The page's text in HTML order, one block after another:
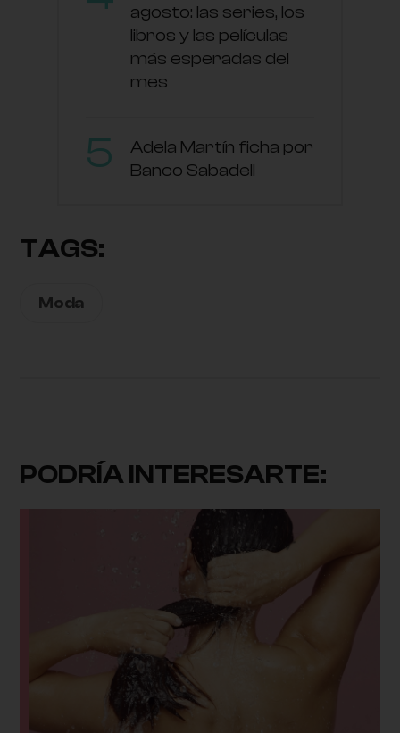
agosto: las series, los
libros y las películas
más esperadas del
mes
Adela Martín ficha por
Banco Sabadell
TAGS:
Moda
PODRÍA INTERESARTE: